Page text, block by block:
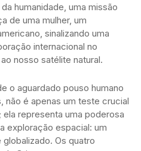
humanidade, uma missão
de uma mulher, um
sinalizando uma
internacional no
nosso satélite natural.
o aguardado pouso humano
não é apenas um teste crucial
representa uma poderosa
exploração espacial: um
Os quatro